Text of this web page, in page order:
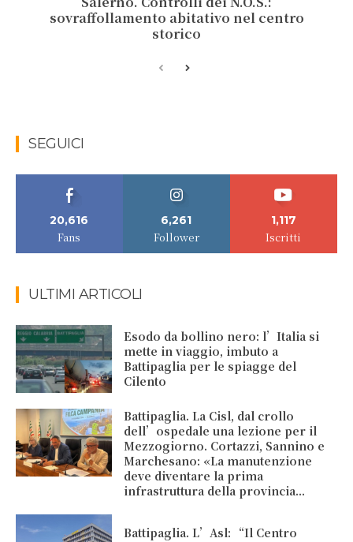
sovraffollamento abitativo nel centro
storico
SEGUICI
20,616
Fans
6,261
Follower
1,117
Iscritti
ULTIMI ARTICOLI
Esodo da bollino nero: l’Italia si
mette in viaggio, imbuto a
Battipaglia per le spiagge del
Cilento
Battipaglia. La Cisl, dal crollo
dell’ospedale una lezione per il
Mezzogiorno. Cortazzi, Sannino e
Marchesano: «La manutenzione
deve diventare la prima
infrastruttura della provincia...
Battipaglia. L’Asl: “Il Centro